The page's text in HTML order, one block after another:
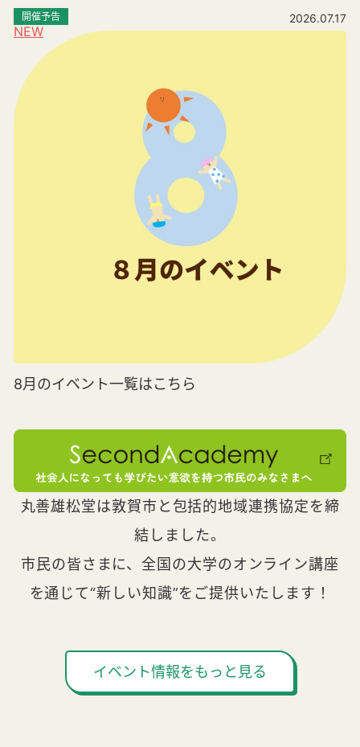
NEW
開催予告 2026.07.17
8月のイベント一覧はこちら
丸善雄松堂は敦賀市と包括的地域連携協定を締
結しました。
市民の皆さまに、全国の大学のオンライン講座
を通じて“新しい知識”をご提供いたします！
イベント情報をもっと見る